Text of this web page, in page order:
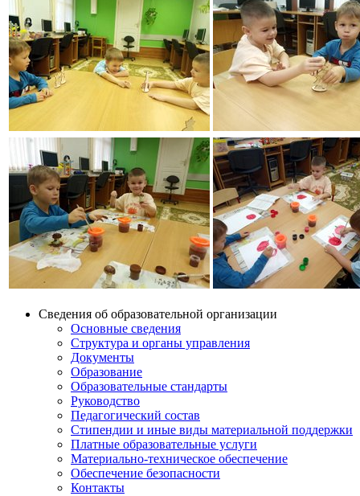
Сведения об образовательной организации
Основные сведения
Структура и органы управления
Документы
Образование
Образовательные стандарты
Руководство
Педагогический состав
Стипендии и иные виды материальной поддержки
Платные образовательные услуги
Материально-техническое обеспечение
Обеспечение безопасности
Контакты